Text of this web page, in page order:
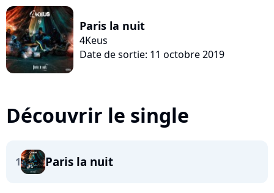
Paris la nuit
4Keus
Date de sortie: 11 octobre 2019
Découvrir le single
1 Paris la nuit